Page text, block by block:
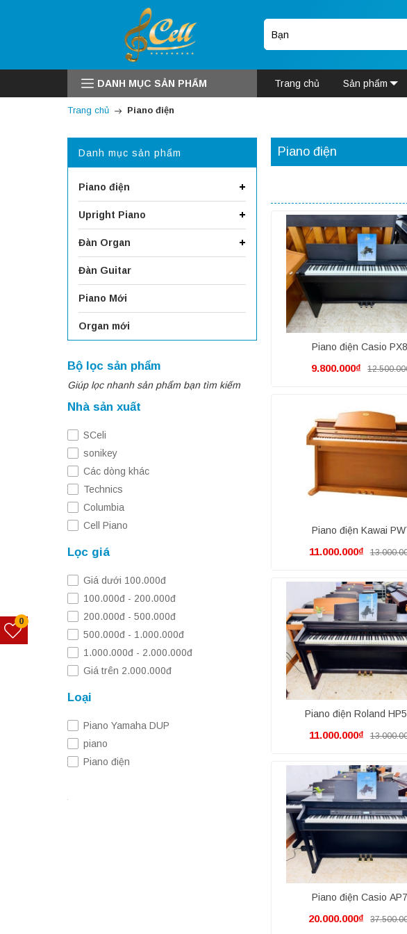
DANH MỤC SẢN PHẨM Trang chủ Sản phẩm
Trang chủ Piano điện
Piano điện
Piano điện Casio
9.800.000₫
Piano điện Kawai
11.000.000₫
Piano điện Roland
11.000.000₫
Piano điện Casio
20.000.000₫
Danh mục sản phẩm
Piano điện
Upright Piano
Đàn Organ
Đàn Guitar
Piano Mới
Organ mới
Bộ lọc sản phẩm
Giúp lọc nhanh sản phẩm bạn tìm kiếm
Nhà sản xuất
SCeli
sonikey
Các dòng khác
Technics
Columbia
Cell Piano
Korg
Casio
Kawai
Yamaha
Lọc giá
Giá dưới 100.000đ
100.000đ - 200.000đ
200.000đ - 500.000đ
500.000đ - 1.000.000đ
1.000.000đ - 2.000.000đ
Giá trên 2.000.000đ
Loại
Piano Yamaha DUP
piano
Piano điện
0